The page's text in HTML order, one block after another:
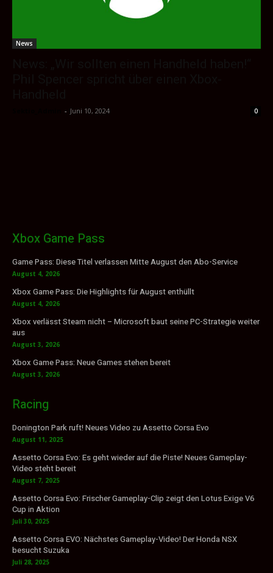
News
- Juni 10, 2024 0
Xbox Game Pass
Game Pass: Diese Titel verlassen Mitte August den Abo-Service
August 4, 2026
Xbox Game Pass: Die Highlights für August enthüllt
August 4, 2026
Xbox verlässt Steam nicht – Microsoft baut seine PC-Strategie weiter
aus
August 3, 2026
Xbox Game Pass: Neue Games stehen bereit
August 3, 2026
Racing
Donington Park ruft! Neues Video zu Assetto Corsa Evo
August 11, 2025
Assetto Corsa Evo: Es geht wieder auf die Piste! Neues Gameplay-
Video steht bereit
August 7, 2025
Assetto Corsa Evo: Frischer Gameplay-Clip zeigt den Lotus Exige V6
Cup in Aktion
Juli 30, 2025
Assetto Corsa EVO: Nächstes Gameplay-Video! Der Honda NSX
besucht Suzuka
Juli 28, 2025